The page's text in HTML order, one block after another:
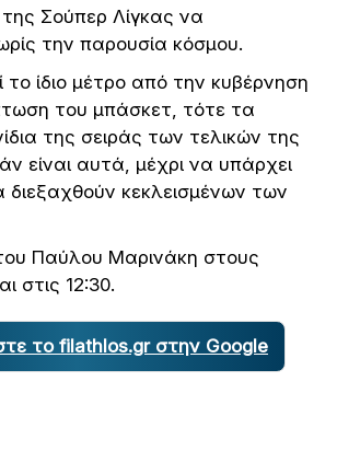
Σούπερ Λίγκας να
την παρουσία κόσμου.
ίδιο μέτρο από την κυβέρνηση
του μπάσκετ, τότε τα
της σειράς των τελικών της
είναι αυτά, μέχρι να υπάρχει
διεξαχθούν κεκλεισμένων των
Παύλου Μαρινάκη στους
στις 12:30.
το filathlos.gr στην Google